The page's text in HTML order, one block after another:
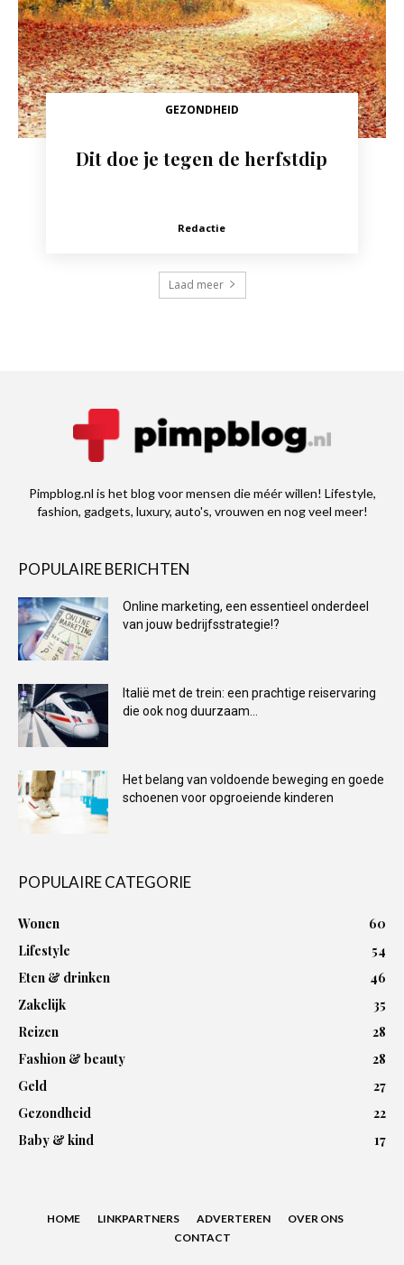
GEZONDHEID
Dit doe je tegen de herfstdip
Redactie
Laad meer
Pimpblog.nl is het blog voor mensen die méér willen! Lifestyle,
fashion, gadgets, luxury, auto's, vrouwen en nog veel meer!
POPULAIRE BERICHTEN
Online marketing, een essentieel onderdeel
van jouw bedrijfsstrategie!?
Italië met de trein: een prachtige reiservaring
die ook nog duurzaam...
Het belang van voldoende beweging en goede
schoenen voor opgroeiende kinderen
POPULAIRE CATEGORIE
Wonen
60
Lifestyle
54
Eten & drinken
46
Zakelijk
35
Reizen
28
Fashion & beauty
28
Geld
27
Gezondheid
22
Baby & kind
17
HOME LINKPARTNERS ADVERTEREN
OVER ONS
CONTACT